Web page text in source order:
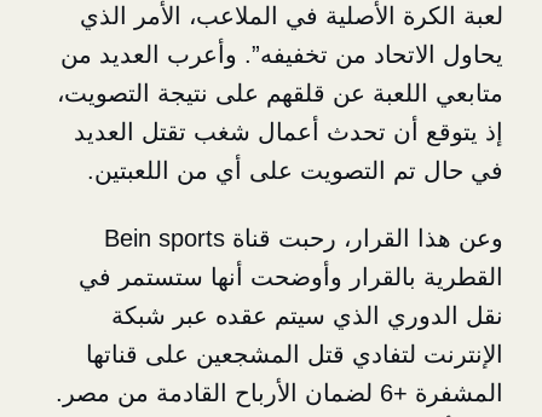
الأصلية في الملاعب، الأمر الذي
من تخفيفه”. وأعرب العديد من
عن قلقهم على نتيجة التصويت،
تحدث أعمال شغب تقتل العديد
التصويت على أي من اللعبتين.
وعن هذا القرار، رحبت قناة Bein sports
وأوضحت أنها ستستمر في
الذي سيتم عقده عبر شبكة
قتل المشجعين على قناتها
المشفرة +6 لضمان الأرباح القادمة من مصر.